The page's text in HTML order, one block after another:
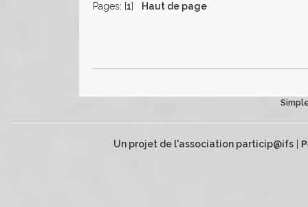
Pages: [1] Haut de page
Un projet de l'association particip@ifs